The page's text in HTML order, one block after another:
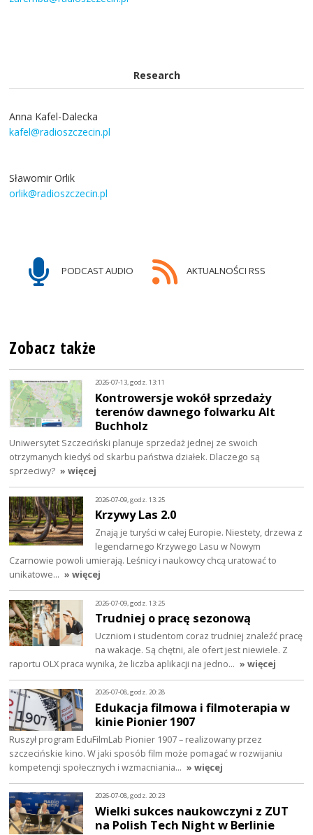
Research
Anna Kafel-Dalecka
kafel@radioszczecin.pl
Sławomir Orlik
orlik@radioszczecin.pl
PODCAST AUDIO AKTUALNOŚCI RSS
Zobacz także
2026-07-13, godz. 13:11
Kontrowersje wokół sprzedaży
terenów dawnego folwarku Alt
Buchholz
Uniwersytet Szczeciński planuje sprzedaż jednej ze swoich
otrzymanych kiedyś od skarbu państwa działek. Dlaczego są
sprzeciwy? » więcej
2026-07-09, godz. 13:25
Krzywy Las 2.0
Znają je turyści w całej Europie. Niestety, drzewa z
legendarnego Krzywego Lasu w Nowym
Czarnowie powoli umierają. Leśnicy i naukowcy chcą uratować to
unikatowe… » więcej
2026-07-09, godz. 13:25
Trudniej o pracę sezonową
Uczniom i studentom coraz trudniej znaleźć pracę
na wakacje. Są chętni, ale ofert jest niewiele. Z
raportu OLX praca wynika, że liczba aplikacji na jedno… » więcej
2026-07-08, godz. 20:28
Edukacja filmowa i filmoterapia w
kinie Pionier 1907
Ruszył program EduFilmLab Pionier 1907 – realizowany przez
szczecińskie kino. W jaki sposób film może pomagać w rozwijaniu
kompetencji społecznych i wzmacniania… » więcej
2026-07-08, godz. 20:23
Wielki sukces naukowczyni z ZUT
na Polish Tech Night w Berlinie